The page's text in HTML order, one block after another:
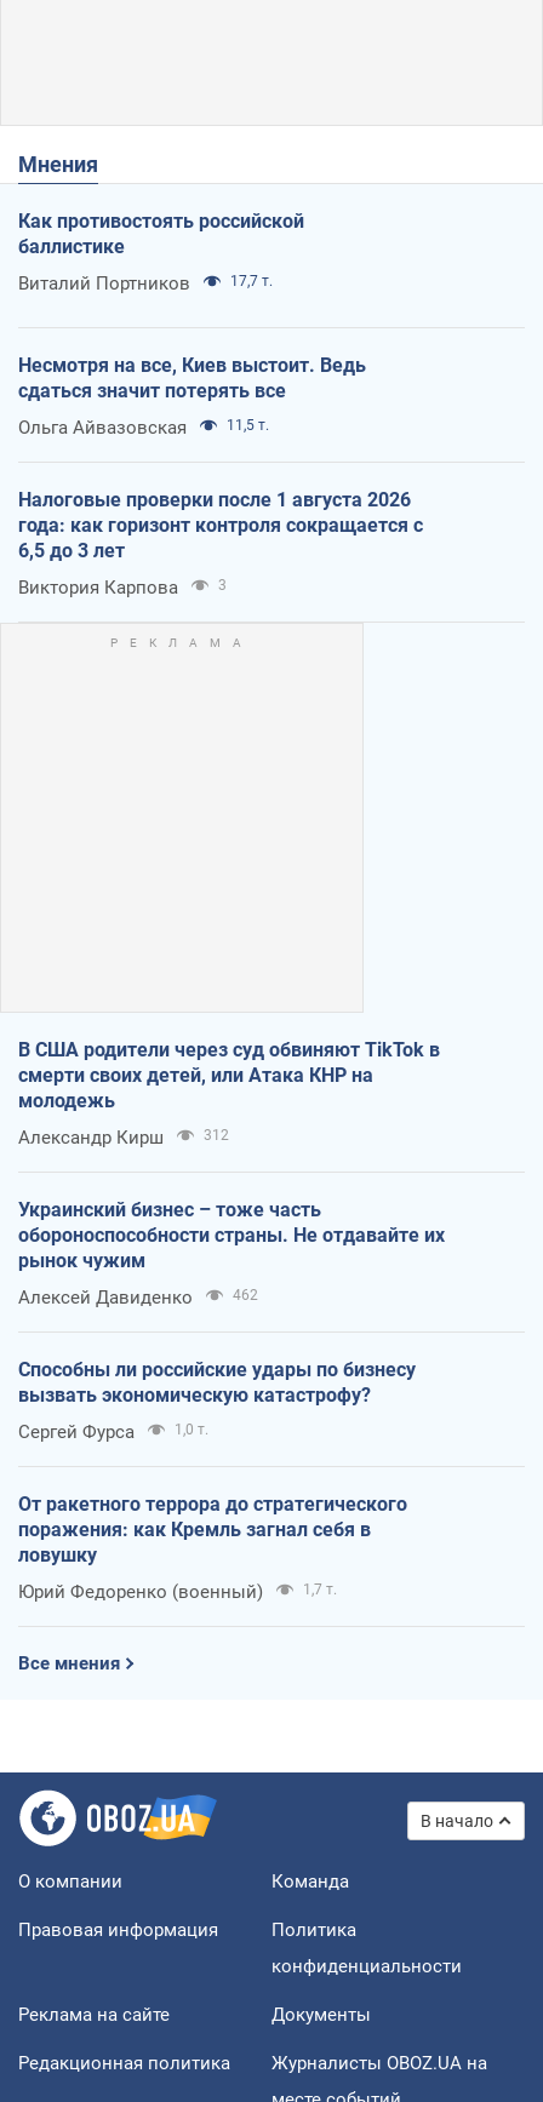
Мнения
Как противостоять российской
баллистике
Виталий Портников 17,7 т.
Несмотря на все, Киев выстоит. Ведь
сдаться значит потерять все
Ольга Айвазовская 11,5 т.
Налоговые проверки после 1 августа 2026
года: как горизонт контроля сокращается с
6,5 до 3 лет
Виктория Карпова 3
В США родители через суд обвиняют TikTok в
смерти своих детей, или Атака КНР на
молодежь
Александр Кирш 312
Украинский бизнес – тоже часть
обороноспособности страны. Не отдавайте их
рынок чужим
Алексей Давиденко 462
Способны ли российские удары по бизнесу
вызвать экономическую катастрофу?
Сергей Фурса 1,0 т.
От ракетного террора до стратегического
поражения: как Кремль загнал себя в
ловушку
Юрий Федоренко (военный) 1,7 т.
Все мнения
В начало
О компании Команда
Правовая информация
Политика
конфиденциальности
Реклама на сайте Документы
Редакционная политика
Журналисты OBOZ.UA на